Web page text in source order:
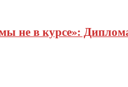
не в курсе»: